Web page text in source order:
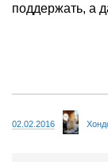
поддержать, а
02.02.2016